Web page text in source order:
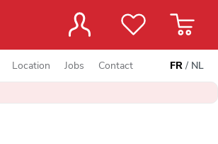
Location Jobs Contact FR / NL